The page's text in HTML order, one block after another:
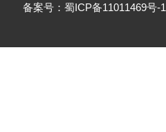
备案号：蜀ICP备11011469号-1